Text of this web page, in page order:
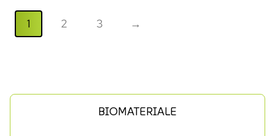
1 2 3 →
BIOMATERIALE